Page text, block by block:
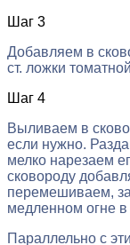
Шаг 3
Добавляем в
ст. ложки
Шаг 4
Выливаем в
если нужно.
мелко нарезаем
сковороду
перемешиваем,
медленном огне в
Параллельно с